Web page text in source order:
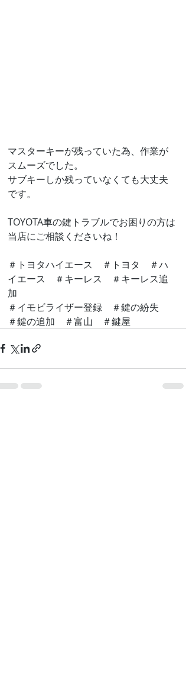
マスターキーが残っていた為、作業が
スムーズでした。
サブキーしか残っていなくても大丈夫
です。
TOYOTA車の鍵トラブルでお困りの方は
当店にご相談くださいね！
＃トヨタハイエース　＃トヨタ　＃ハ
イエース　＃キーレス　＃キーレス追
加
＃イモビライザー登録　＃鍵の紛失
＃鍵の追加　＃富山　＃鍵屋